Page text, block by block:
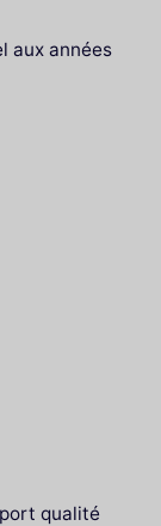
aux années
qualité